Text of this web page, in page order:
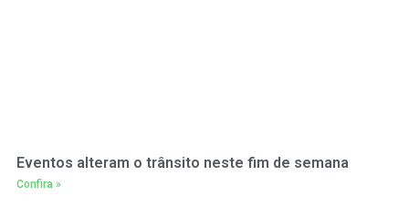
Eventos alteram o trânsito neste fim de semana
Confira »